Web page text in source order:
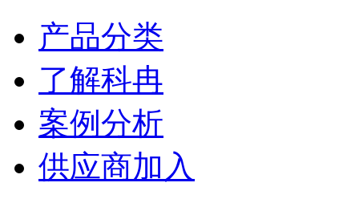
产品分类
了解科冉
案例分析
供应商加入